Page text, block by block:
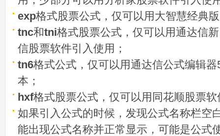
exp格式股票公式，仅可以用大智慧经典
tnc和tni格式股票公式，仅可以用通达信
信股票软件引入使用；
tn6格式公式，仅可以用通达信公式编辑
本；
hxf格式股票公式，仅可以用同花顺股票
如果引入公式的时候，发现公式名称栏空
能出现公式名称并正常显示，可能是公式